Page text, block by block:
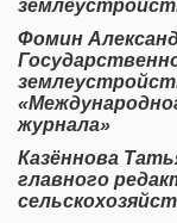
Фомин
журнала»
Казённова
главного